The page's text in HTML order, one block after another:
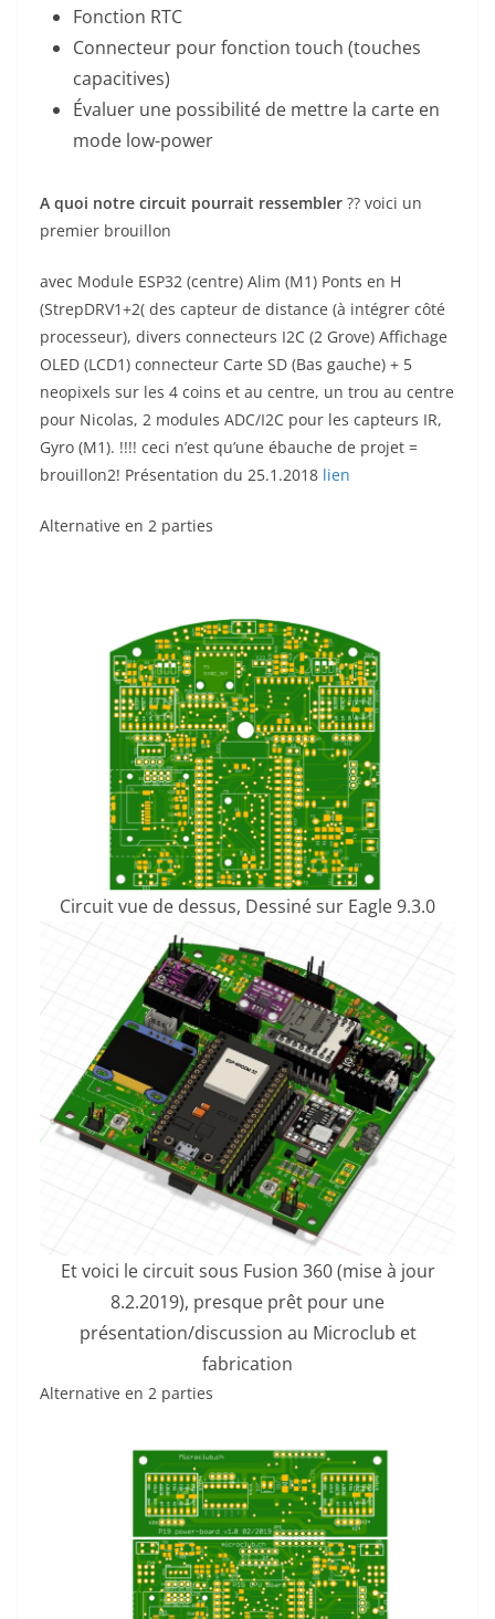
Fonction RTC
Connecteur pour fonction touch (touches
capacitives)
Évaluer une possibilité de mettre la carte en
mode low-power
A quoi notre circuit pourrait ressembler ?? voici un
premier brouillon
avec Module ESP32 (centre) Alim (M1) Ponts en H
(StrepDRV1+2( des capteur de distance (à intégrer côté
processeur), divers connecteurs I2C (2 Grove) Affichage
OLED (LCD1) connecteur Carte SD (Bas gauche) + 5
neopixels sur les 4 coins et au centre, un trou au centre
pour Nicolas, 2 modules ADC/I2C pour les capteurs IR,
Gyro (M1). !!!! ceci n’est qu’une ébauche de projet =
brouillon2! Présentation du 25.1.2018 lien
Alternative en 2 parties
Circuit vue de dessus, Dessiné sur Eagle 9.3.0
Et voici le circuit sous Fusion 360 (mise à jour
8.2.2019), presque prêt pour une
présentation/discussion au Microclub et
fabrication
Alternative en 2 parties